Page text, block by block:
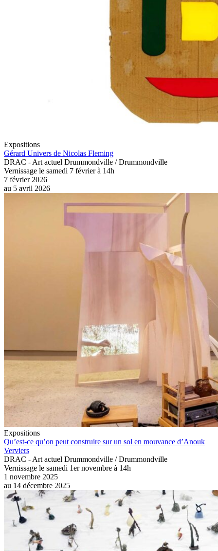
Expositions
Gérard Univers de Nicolas Fleming
DRAC - Art actuel Drummondville / Drummondville
Vernissage le samedi 7 février à 14h
7 février 2026
au 5 avril 2026
Expositions
Qu’est-ce qu’on peut construire sur un sol en mouvance d’Anouk
Verviers
DRAC - Art actuel Drummondville / Drummondville
Vernissage le samedi 1er novembre à 14h
1 novembre 2025
au 14 décembre 2025